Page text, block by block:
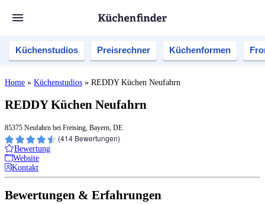
Küchenstudios Preisrechner Küchenformen
Home » Küchenstudios » REDDY Küchen Neufahrn
REDDY Küchen Neufahrn
85375 Neufahrn bei Freising, Bayern, DE
(414 Bewertungen)
Bewertung
Website
Kontakt
Bewertungen & Erfahrungen